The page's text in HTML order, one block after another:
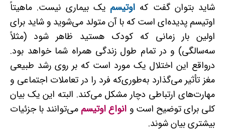
شاید بتوان گفت که اوتیسمیک بیماری نیست. ماهیتاً
اوتیسم پدیده‌ای است که با آن متولد می‌شوید و شاید برای
اولین بار زمانی که کودک هستید ظاهر شود (مثلاً
سه‌سالگی) و در تمام طول زندگی همراه شما خواهد بود.
درواقع این اختلال یک مورد است که بر روی رشد طبیعی
مغز تأثیر می‌گذارد به‌طوری‌که فرد را در تعاملات اجتماعی و
مهارت‌های ارتباطی دچار مشکل می‌کند. البته این یک بیان
کلی برای توضیح است و انواع اوتیسم می‌توانند با جزئیات
بیشتری بیان شوند.